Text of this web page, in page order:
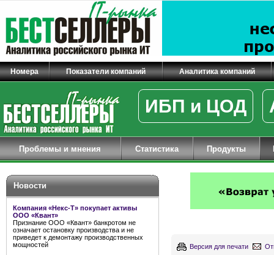
Номера Показатели компаний Аналитика компаний
ИБП и ЦОД
Проблемы и мнения Статистика Продукты
Новости
Компания «Некс-Т» покупает активы
ООО «Квант»
Признание ООО «Квант» банкротом не
означает остановку производства и не
приведет к демонтажу производственных
мощностей
Версия для печати